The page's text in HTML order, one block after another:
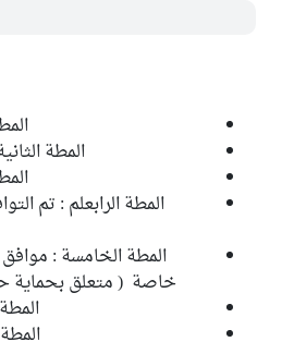
المطة
المطة الرابعلم : تم
المطة الخامسة :
خاصة ( متعلق بحماية